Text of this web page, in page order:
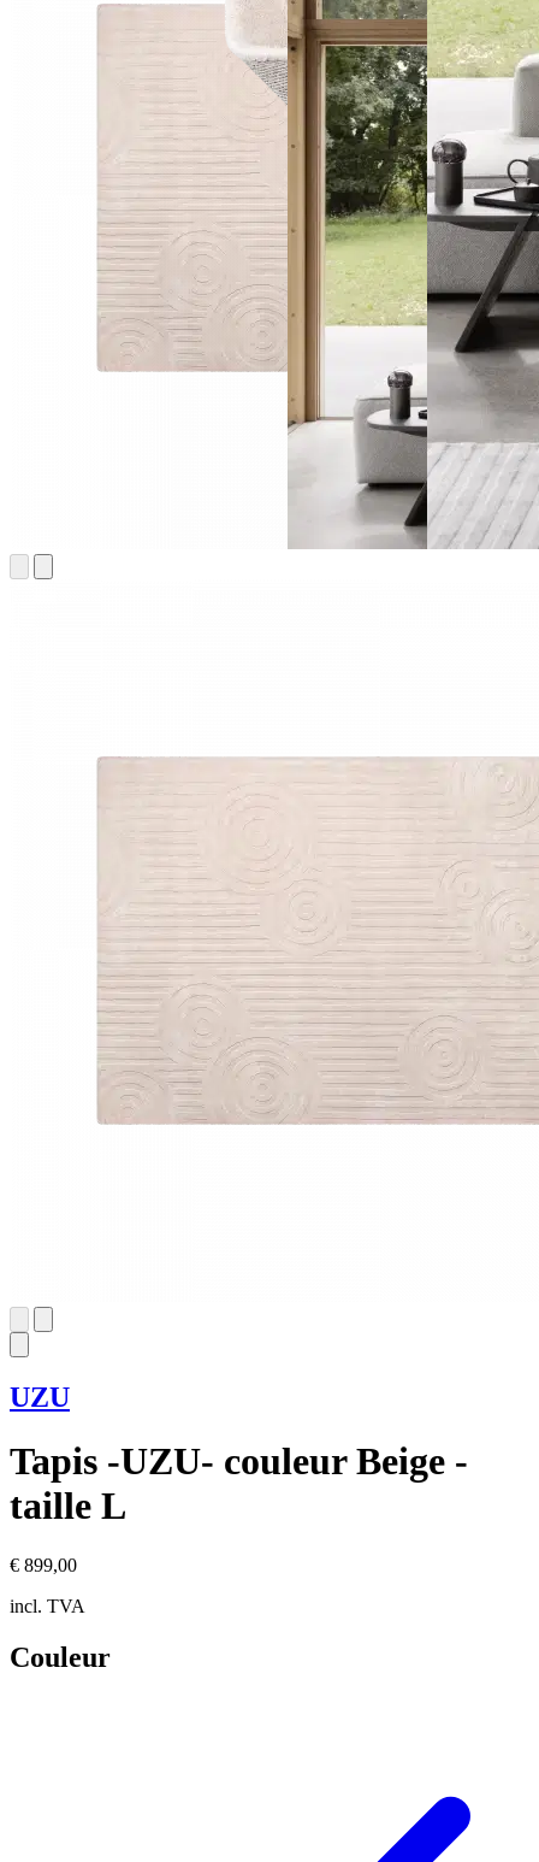
UZU
Tapis -UZU- couleur Beige -
taille L
€ 899,00
incl. TVA
Couleur